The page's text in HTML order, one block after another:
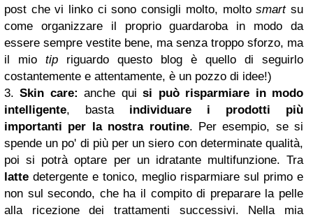
post che vi linko ci sono consigli molto, moltosmartsu
come organizzare il proprio guardaroba in modo da
essere sempre vestite bene, ma senza troppo sforzo, ma
il mio tip riguardo questo blog è quello di seguirlo
costantemente e attentamente, è un pozzo di idee!)
3.Skin care: anche quisi può risparmiare in modo
intelligente, bastaindividuare i prodotti più
importanti per la nostra routine. Per esempio, se si
spende un po' di più per un siero con determinate qualità,
poi si potrà optare per un idratante multifunzione. Tra
latte detergente e tonico, meglio risparmiare sul primo e
non sul secondo, che ha il compito di preparare la pelle
alla ricezione dei trattamenti successivi. Nella mia